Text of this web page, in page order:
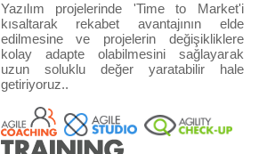
Yazılım projelerinde 'Time to Market'i
kısaltarak rekabet avantajının elde
edilmesine ve projelerin değişikliklere
kolay adapte olabilmesini sağlayarak
uzun soluklu değer yaratabilir hale
getiriyoruz..